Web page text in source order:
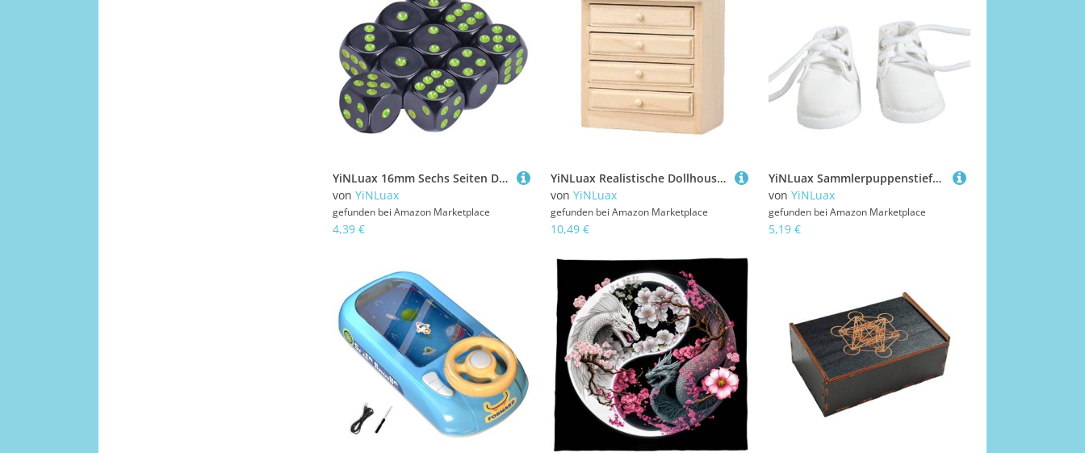
YiNLuax 16mm Sechs Seiten Dices Acryl Spiel Dices Klassenzimmer Farbenfrohe Unterrichtspädagogikspielzeug Mathematik Lernwerkzeug Sechseiten Seiten Set
von YiNLuax
gefunden bei Amazon Marketplace
4,39 €
YiNLuax Realistische Dollhouses Küchenspüle Schrank Mit Funktionalen Tür Holz Miniaturmöbel Für 1/12 Sammlung Küchenschrank
von YiNLuax
gefunden bei Amazon Marketplace
10,49 €
YiNLuax Sammlerpuppenstiefel Für Anime Plüsch 17 cm Figur Displayzubehör Schnürschuh Für Enthusiasten Puppenschuhe
von YiNLuax
gefunden bei Amazon Marketplace
5,19 €